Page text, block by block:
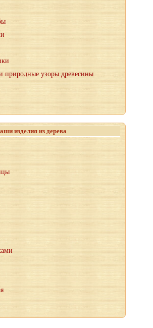
природные узоры древесины
изделия из дерева